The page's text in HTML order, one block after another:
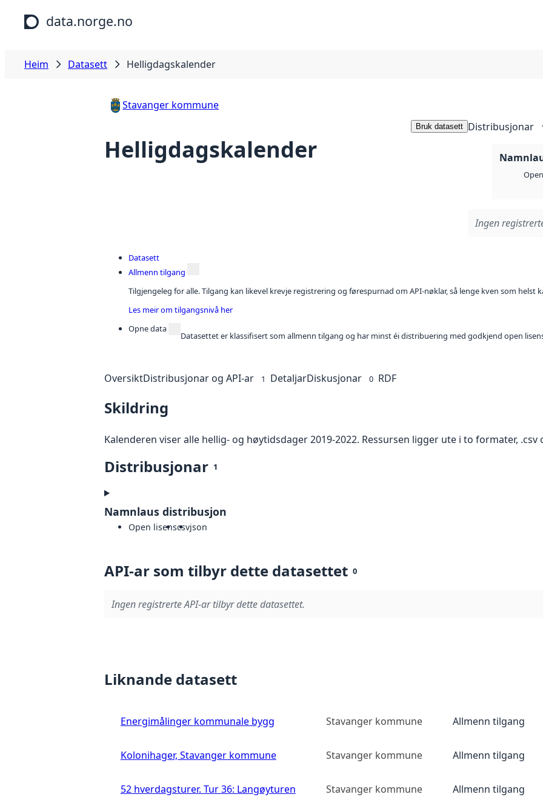
Hopp til hovudinnhald
data.norge.no
Heim Datasett Helligdagskalender
Stavanger kommune
Helligdagskalender
Bruk datasett Distribusjonar
Ingen
Datasett
Allmenn tilgang
Tilgjengeleg for alle. Tilgang kan likevel krevje registrering og førespurnad om API-nøklar, så lenge kven som helst
Les meir om tilgangsnivå her
Opne data
Datasettet er klassifisert som allmenn tilgang og har minst éi distribuering med godkjend open
OversiktDistribusjonar og API-ar 1 DetaljarDiskusjonar 0 RDF
Skildring
Kalenderen viser alle hellig- og høytidsdager 2019-2022. Ressursen ligger ute i to formater, .csv
Distribusjonar 1
Namnlaus distribusjon
Open lisenscsvjson
API-ar som tilbyr dette datasettet 0
Ingen registrerte API-ar tilbyr dette datasettet.
Liknande datasett
Energimålinger kommunale bygg Stavanger kommune Allmenn tilgang
Kolonihager, Stavanger kommune Stavanger kommune Allmenn tilgang
52 hverdagsturer. Tur 36: Langøyturen Stavanger kommune Allmenn tilgang